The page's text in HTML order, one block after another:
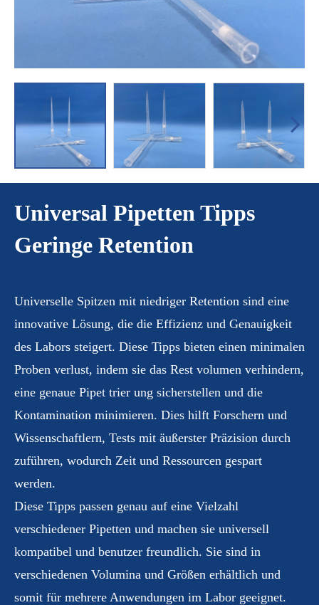
Universal Pipetten Tipps
Geringe Retention
Universelle Spitzen mit niedriger Retention sind eine
innovative Lösung, die die Effizienz und Genauigkeit
des Labors steigert. Diese Tipps bieten einen minimalen
Proben verlust, indem sie das Rest volumen verhindern,
eine genaue Pipet trier ung sicherstellen und die
Kontamination minimieren. Dies hilft Forschern und
Wissenschaftlern, Tests mit äußerster Präzision durch
zuführen, wodurch Zeit und Ressourcen gespart
werden.
Diese Tipps passen genau auf eine Vielzahl
verschiedener Pipetten und machen sie universell
kompatibel und benutzer freundlich. Sie sind in
verschiedenen Volumina und Größen erhältlich und
somit für mehrere Anwendungen im Labor geeignet.